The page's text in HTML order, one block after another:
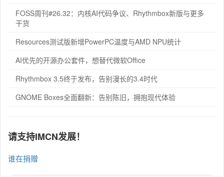
FOSS周刊#26.32：内核AI代码争议、Rhythmbox新版与更多
干货
Resources测试版新增PowerPC温度与AMD NPU统计
AI优先的开源办公套件，想替代微软Office
Rhythmbox 3.5终于发布，告别漫长的3.4时代
GNOME Boxes全面翻新：告别陈旧，拥抱现代体验
请支持IMCN发展！
谁在捐赠